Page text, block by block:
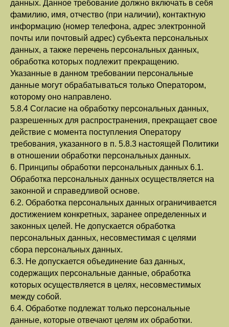
данных. Данное требование должно включать в себя
фамилию, имя, отчество (при наличии), контактную
информацию (номер телефона, адрес электронной
почты или почтовый адрес) субъекта персональных
данных, а также перечень персональных данных,
обработка которых подлежит прекращению.
Указанные в данном требовании персональные
данные могут обрабатываться только Оператором,
которому оно направлено.
5.8.4 Согласие на обработку персональных данных,
разрешенных для распространения, прекращает свое
действие с момента поступления Оператору
требования, указанного в п. 5.8.3 настоящей Политики
в отношении обработки персональных данных.
6. Принципы обработки персональных данных 6.1.
Обработка персональных данных осуществляется на
законной и справедливой основе.
6.2. Обработка персональных данных ограничивается
достижением конкретных, заранее определенных и
законных целей. Не допускается обработка
персональных данных, несовместимая с целями
сбора персональных данных.
6.3. Не допускается объединение баз данных,
содержащих персональные данные, обработка
которых осуществляется в целях, несовместимых
между собой.
6.4. Обработке подлежат только персональные
данные, которые отвечают целям их обработки.